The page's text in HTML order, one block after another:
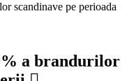
a brandurilor